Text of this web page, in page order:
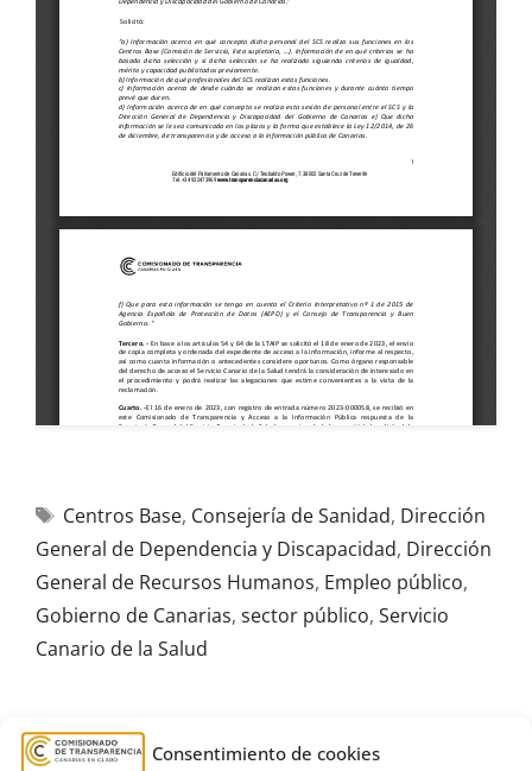
Consentimiento de cookies
Centros Base, Consejería de Sanidad, Dirección
General de Dependencia y Discapacidad, Dirección
General de Recursos Humanos, Empleo público,
Gobierno de Canarias, sector público, Servicio
Canario de la Salud